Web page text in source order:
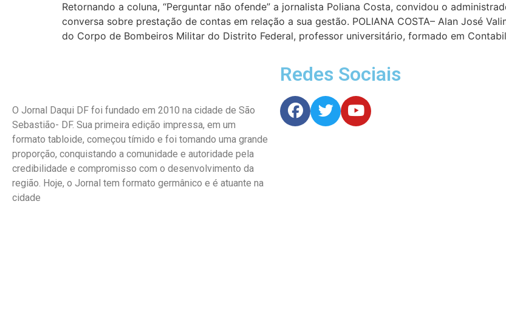
Retornando a coluna, “Perguntar não ofende” a jornalista Poliana Costa, convidou o
conversa sobre prestação de contas em relação a sua gestão. POLIANA COSTA– Alan José
do Corpo de Bombeiros Militar do Distrito Federal, professor universitário, formado em
O Jornal Daqui DF foi fundado em 2010 na cidade de São
Sebastião- DF. Sua primeira edição impressa, em um
formato tabloide, começou tímido e foi tomando uma grande
proporção, conquistando a comunidade e autoridade pela
credibilidade e compromisso com o desenvolvimento da
região. Hoje, o Jornal tem formato germânico e é atuante na
cidade
Redes Sociais